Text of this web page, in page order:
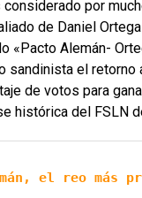
por
de Daniel
«Pacto Alemán-
sandinista el retorno
de votos para
histórica del FSLN
el reo más